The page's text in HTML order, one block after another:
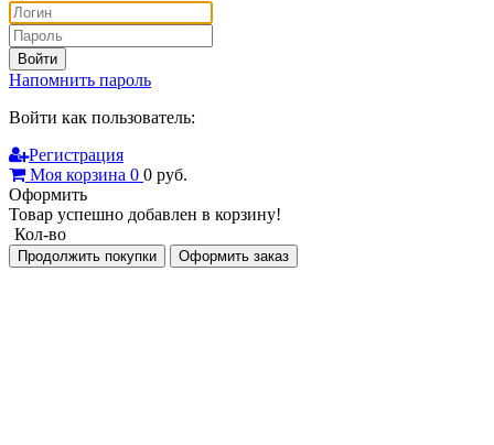
Войти
Напомнить пароль
Войти как пользователь:
Регистрация
Моя корзина 0 0 руб.
Оформить
Товар успешно добавлен в корзину!
Кол-во
Продолжить покупки Оформить заказ